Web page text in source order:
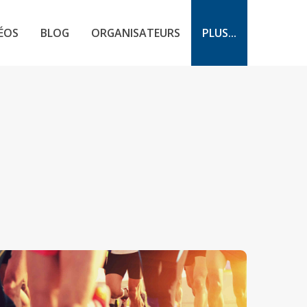
BLOG ORGANISATEURS PLUS...